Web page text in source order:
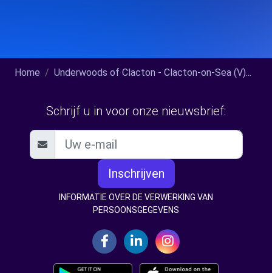
Home Underwoods of Clacton - Clacton-on-Sea (V)...
Schrijf u in voor onze nieuwsbrief:
Inschrijven
INFORMATIE OVER DE VERWERKING VAN
PERSOONSGEGEVENS